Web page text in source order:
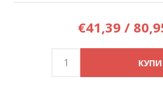
€41,39 /